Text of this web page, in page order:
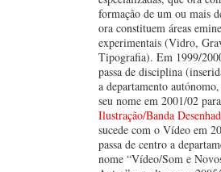
formação de um ou mais
ora constituem áreas
experimentais (Vidro,
Tipografia). Em 1999/
passa de disciplina
a departamento
seu nome em 2001/02 para
Ilustração/Banda
sucede com o Vídeo em
passa de centro a
nome “Vídeo/Som e